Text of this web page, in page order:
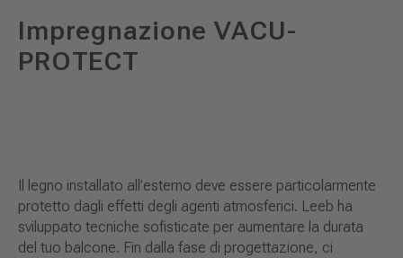
Impregnazione VACU-
PROTECT
Il legno installato all’esterno deve essere particolarmente
protetto dagli effetti degli agenti atmosferici. Leeb ha
sviluppato tecniche sofisticate per aumentare la durata
del tuo balcone. Fin dalla fase di progettazione, ci